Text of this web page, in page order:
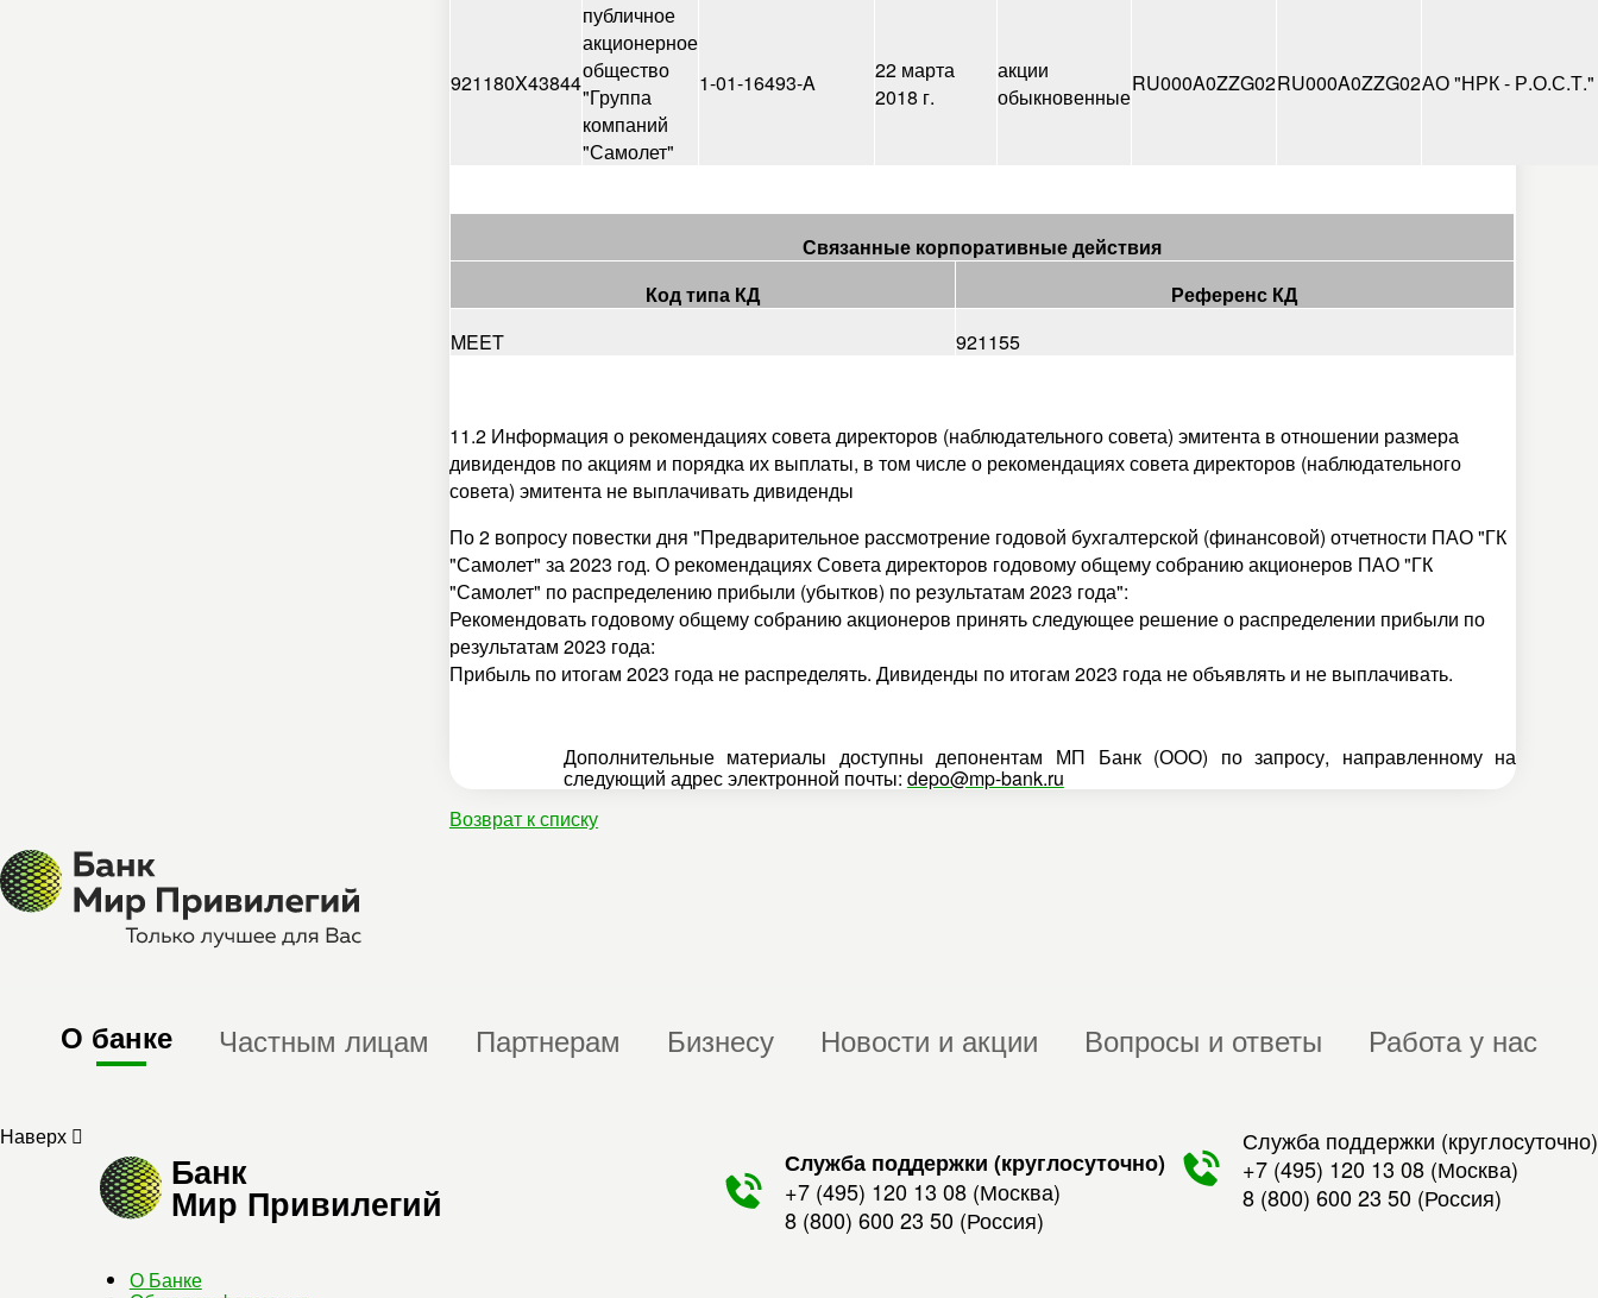
921180X43844
публичное
акционерное
общество
"Группа
компаний
"Самолет"
1-01-16493-A
22 марта
2018 г.
акции
обыкновенные
RU000A0ZZG02RU000A0ZZG02АО "НРК - Р.О.С.Т."
Связанные корпоративные действия
Код типа КД
Референс КД
MEET
921155
11.2 Информация о рекомендациях совета директоров (наблюдательного совета) эмитента в отношении размера
дивидендов по акциям и порядка их выплаты, в том числе о рекомендациях совета директоров (наблюдательного
совета) эмитента не выплачивать дивиденды
По 2 вопросу повестки дня "Предварительное рассмотрение годовой бухгалтерской (финансовой) отчетности ПАО "ГК
"Самолет" за 2023 год. О рекомендациях Совета директоров годовому общему собранию акционеров ПАО "ГК
"Самолет" по распределению прибыли (убытков) по результатам 2023 года":
Рекомендовать годовому общему собранию акционеров принять следующее решение о распределении прибыли по
результатам 2023 года:
Прибыль по итогам 2023 года не распределять. Дивиденды по итогам 2023 года не объявлять и не выплачивать.
Дополнительные материалы доступны депонентам МП Банк (ООО) по запросу, направленному на
следующий адрес электронной почты: depo@mp-bank.ru
Возврат к списку
О банке Частным лицам Партнерам Бизнесу Новости и акции Вопросы и ответы Работа у нас
Служба поддержки (круглосуточно)
+7 (495) 120 13 08 (Москва)
8 (800) 600 23 50 (Россия)
Наверх
Банк
Мир Привилегий
Служба поддержки (круглосуточно)
+7 (495) 120 13 08 (Москва)
8 (800) 600 23 50 (Россия)
О Банке